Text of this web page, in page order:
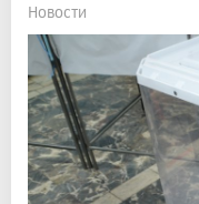
Новости